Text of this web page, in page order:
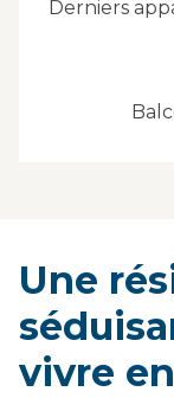
Derniers
Une
vivre